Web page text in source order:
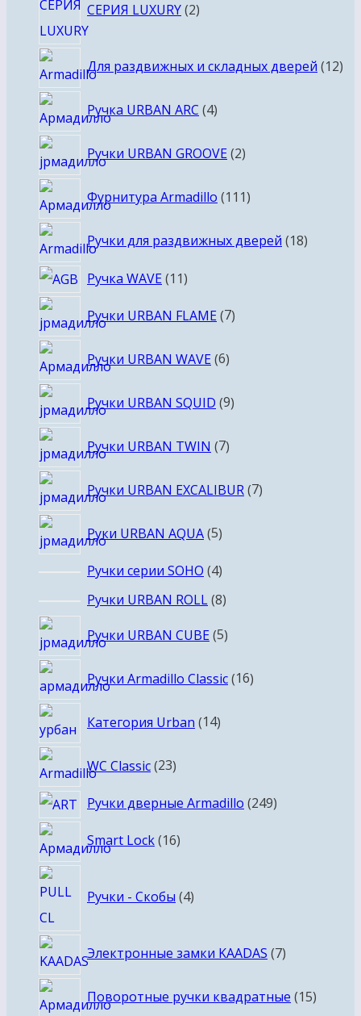
СЕРИЯ LUXURY 2товара
Для раздвижных и складных дверей 1212
Ручка URBAN ARC 44
Ручки URBAN GROOVE 22
Фурнитура Armadillo 111111
Ручки для раздвижных дверей 1818
Ручка WAVE 1111
Ручки URBAN FLAME 77
Ручки URBAN WAVE 66
Ручки URBAN SQUID 99
Ручки URBAN TWIN 77
Ручки URBAN EXCALIBUR 77
Руки URBAN AQUA 55
Ручки серии SOHO 44
товара
Ручки URBAN ROLL 88
товаров
Ручки URBAN CUBE 55
Ручки Armadillo Classic 1616
Категория Urban 1414
WC Classic 2323
Ручки дверные Armadillo 249249
Smart Lock 1616
Ручки - Скобы 4товара
Электронные замки KAADAS 77
Поворотные ручки квадратные 1515